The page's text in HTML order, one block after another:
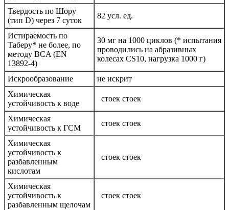
Твердость по Шору
(тип D) через 7 суток
82 усл. ед.
Истираемость по
Таберу* не более, по
методу BCA (EN
13892-4)
30 мг на 1000 циклов (* испытания
проводились на абразивных
колесах CS10, нагрузка 1000 г)
Искрообразование
не искрит
Химическая
устойчивость к воде
стоек стоек
Химическая
устойчивость к ГСМ
стоек стоек
Химическая
устойчивость к
разбавленным
кислотам
стоек стоек
Химическая
устойчивость к
разбавленным щелочам
стоек стоек